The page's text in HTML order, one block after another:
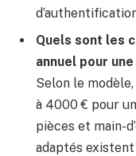
Quels sont les
annuel pour
Selon le
à 4000 € pour
pièces et main-
adaptés